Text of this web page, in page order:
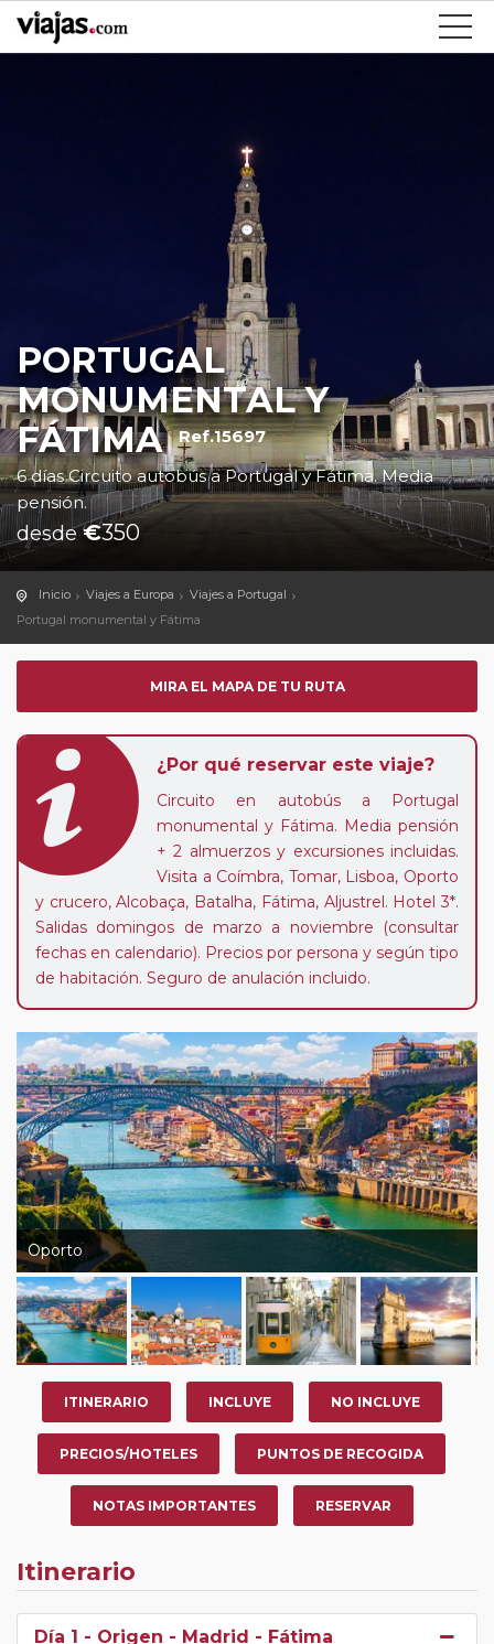
PORTUGAL
MONUMENTAL Y
FÁTIMA Ref.15697
6 días Circuito autobús a Portugal y Fátima. Media
pensión.
desde€350
Inicio Viajes a Europa
Viajes a Portugal
Portugal monumental y Fátima
MIRA EL MAPA DE TU RUTA
¿Por qué reservar este viaje?
Circuito en autobús a Portugal
monumental y Fátima. Media pensión
+ 2 almuerzos y excursiones incluidas.
Visita a Coímbra, Tomar, Lisboa, Oporto
y crucero, Alcobaça, Batalha, Fátima, Aljustrel. Hotel 3*.
Salidas domingos de marzo a noviembre (consultar
fechas en calendario). Precios por persona y según tipo
de habitación. Seguro de anulación incluido.
Oporto
ITINERARIO INCLUYE NO INCLUYE
PRECIOS/HOTELES PUNTOS DE RECOGIDA
NOTAS IMPORTANTES RESERVAR
Itinerario
Día 1 - Origen - Madrid - Fátima